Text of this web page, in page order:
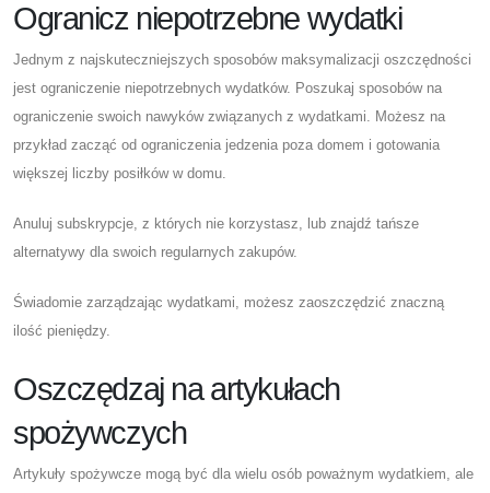
Ogranicz niepotrzebne wydatki
Jednym z najskuteczniejszych sposobów maksymalizacji oszczędności
jest ograniczenie niepotrzebnych wydatków. Poszukaj sposobów na
ograniczenie swoich nawyków związanych z wydatkami. Możesz na
przykład zacząć od ograniczenia jedzenia poza domem i gotowania
większej liczby posiłków w domu.
Anuluj subskrypcje, z których nie korzystasz, lub znajdź tańsze
alternatywy dla swoich regularnych zakupów.
Świadomie zarządzając wydatkami, możesz zaoszczędzić znaczną
ilość pieniędzy.
Oszczędzaj na artykułach
spożywczych
Artykuły spożywcze mogą być dla wielu osób poważnym wydatkiem, ale